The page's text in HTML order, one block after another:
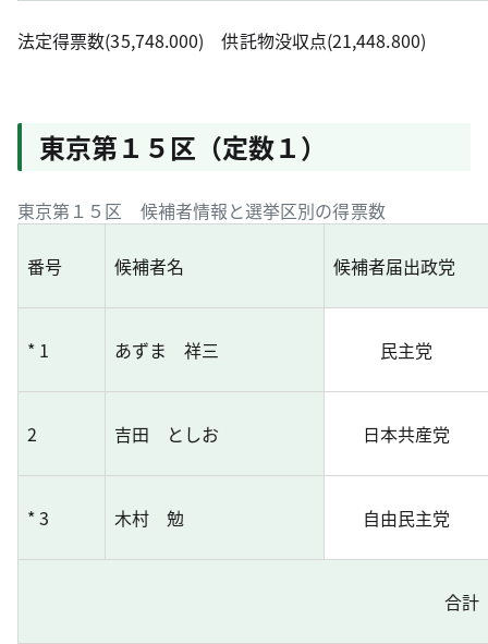
法定得票数(35,748.000) 供託物没収点(21,448.800)
東京第１５区（定数１）
東京第１５区 候補者情報と選挙区別の得票数
番号 候補者名 候補者届出政党
* 1 あずま 祥三 民主党
2 吉田 としお 日本共産党
* 3 木村 勉 自由民主党
合計